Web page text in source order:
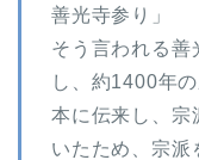
善光寺参り」
そう言われる善
し、約1400年
本に伝来し、宗
いたため、宗派